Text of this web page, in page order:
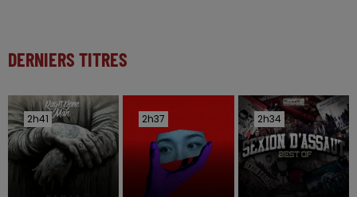
DERNIERS TITRES
2h41
2h41 2h37
2h37 2h34
2h34